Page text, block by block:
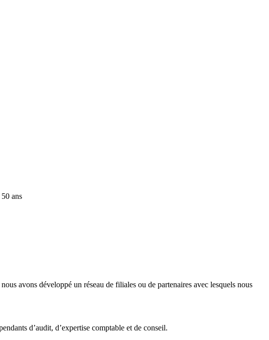
ans
avons développé un réseau de filiales ou de partenaires avec lesquels nous
d’audit, d’expertise comptable et de conseil.